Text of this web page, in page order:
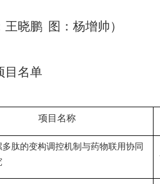
王晓鹏 图：杨增帅）
目名单
项目名称
肽的变构调控机制与药物联用协同